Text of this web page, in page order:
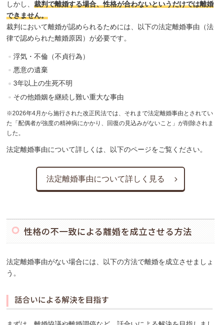
しかし、裁判で離婚する場合、性格が合わないというだけでは離婚
できません。
裁判において離婚が認められるためには、以下の法定離婚事由（法
律で認められた離婚原因）が必要です。
浮気・不倫（不貞行為）
悪意の遺棄
3年以上の生死不明
その他婚姻を継続し難い重大な事由
※2026年4月から施行された改正民法では、それまで法定離婚事由とされてい
た「配偶者が強度の精神病にかかり、回復の見込みがないこと」が削除されま
した。
法定離婚事由について詳しくは、以下のページをご覧ください。
法定離婚事由について詳しく見る
性格の不一致による離婚を成立させる方法
法定離婚事由がない場合には、以下の方法で離婚を成立させましょ
う。
話合いによる解決を目指す